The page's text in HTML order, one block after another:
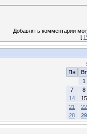
Добавлять комментарии
[
Пн
Вт
1
7
8
14
15
21
22
28
29